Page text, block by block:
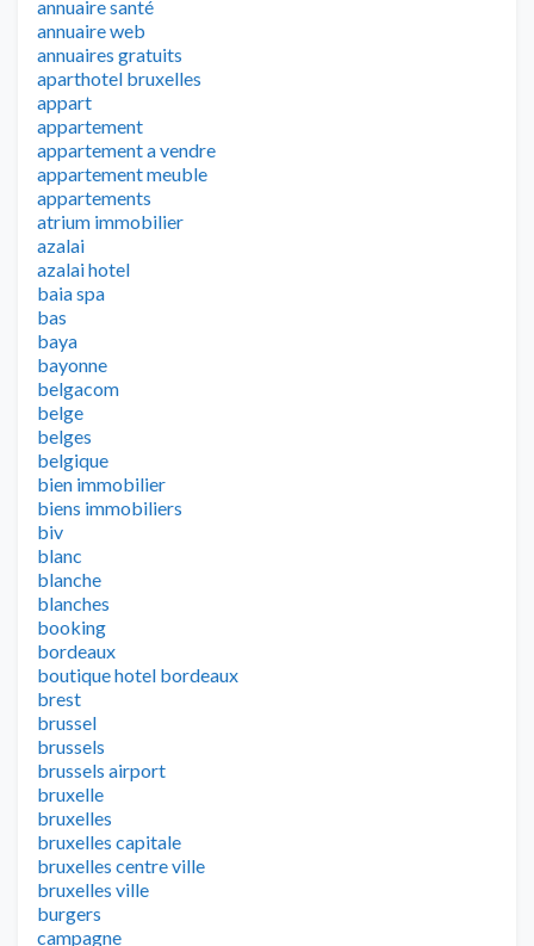
annuaire santé
annuaire web
annuaires gratuits
aparthotel bruxelles
appart
appartement
appartement a vendre
appartement meuble
appartements
atrium immobilier
azalai
azalai hotel
baia spa
bas
baya
bayonne
belgacom
belge
belges
belgique
bien immobilier
biens immobiliers
biv
blanc
blanche
blanches
booking
bordeaux
boutique hotel bordeaux
brest
brussel
brussels
brussels airport
bruxelle
bruxelles
bruxelles capitale
bruxelles centre ville
bruxelles ville
burgers
campagne